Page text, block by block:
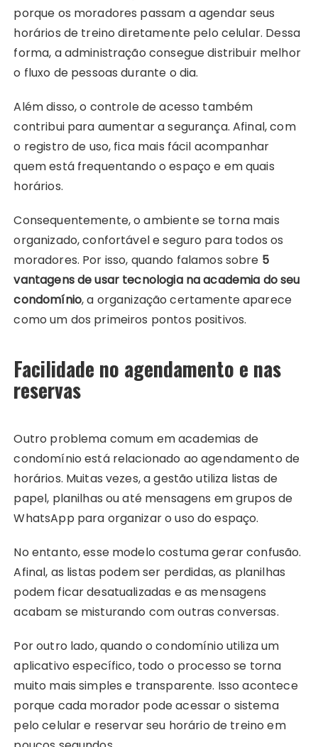
porque os moradores passam a agendar seus
horários de treino diretamente pelo celular. Dessa
forma, a administração consegue distribuir melhor
o fluxo de pessoas durante o dia.
Além disso, o controle de acesso também
contribui para aumentar a segurança. Afinal, com
o registro de uso, fica mais fácil acompanhar
quem está frequentando o espaço e em quais
horários.
Consequentemente, o ambiente se torna mais
organizado, confortável e seguro para todos os
moradores. Por isso, quando falamos sobre 5
vantagens de usar tecnologia na academia do seu
condomínio, a organização certamente aparece
como um dos primeiros pontos positivos.
Facilidade no agendamento e nas
reservas
Outro problema comum em academias de
condomínio está relacionado ao agendamento de
horários. Muitas vezes, a gestão utiliza listas de
papel, planilhas ou até mensagens em grupos de
WhatsApp para organizar o uso do espaço.
No entanto, esse modelo costuma gerar confusão.
Afinal, as listas podem ser perdidas, as planilhas
podem ficar desatualizadas e as mensagens
acabam se misturando com outras conversas.
Por outro lado, quando o condomínio utiliza um
aplicativo específico, todo o processo se torna
muito mais simples e transparente. Isso acontece
porque cada morador pode acessar o sistema
pelo celular e reservar seu horário de treino em